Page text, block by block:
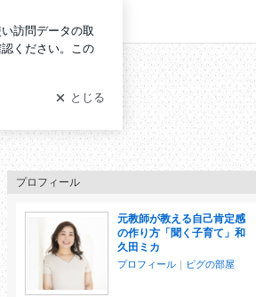
ログイン
プロフィール
元教師が教える自己肯定感
の作り方「聞く子育て」和
久田ミカ
プロフィール ｜ ピグの部屋